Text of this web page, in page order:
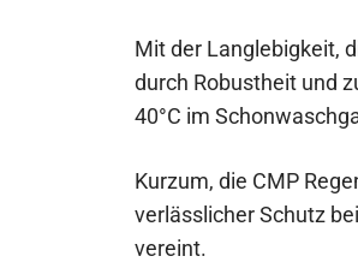
Mit der Langlebigkeit,
durch Robustheit und
40°C im
Kurzum, die CMP
verlässlicher Schutz
vereint.